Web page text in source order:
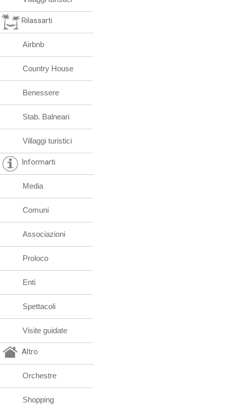
Rilassarti
Airbnb
Country House
Benessere
Stab. Balneari
Villaggi turistici
Informarti
Media
Comuni
Associazioni
Proloco
Enti
Spettacoli
Visite guidate
Altro
Orchestre
Shopping